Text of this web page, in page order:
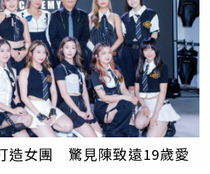
靖也分享：「我們很喜歡《怪奇物
80 年代合成器元素，想帶大家來一場
貝斯手伯元指出，錄製過程具挑戰性，
音讓情感完全釋放。有別於原版結尾，
高音，並以五聲音階吉他 solo 淡出，
全新樣貌。甜約翰改編曹格〈寂寞先
供）而紅螞蟻合唱團於 1985 年推出的
台灣藍調搖滾的重要里程碑，由主唱羅
極具穿透力的沙啞高音唱出如深夜飲
當年一度被團員黎旭瀛嫌「很俗」，
造女團 驚見陳致遠19歲愛